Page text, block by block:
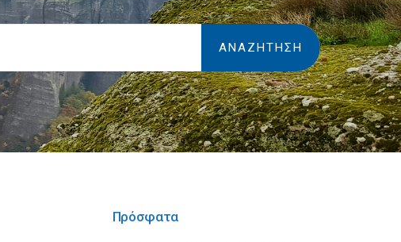
Πρόσφατα